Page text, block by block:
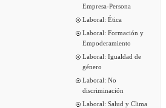
Empresa-Persona
Laboral: Ética
Laboral: Formación y
Empoderamiento
Laboral: Igualdad de
género
Laboral: No
discriminación
Laboral: Salud y Clima